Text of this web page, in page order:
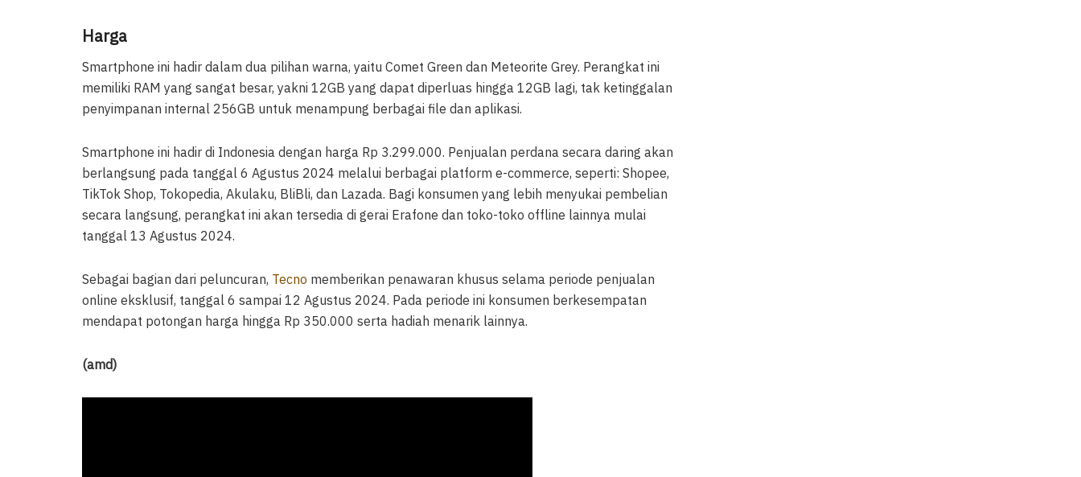
Harga
Smartphone ini hadir dalam dua pilihan warna, yaitu Comet Green dan Meteorite Grey. Perangkat ini
memiliki RAM yang sangat besar, yakni 12GB yang dapat diperluas hingga 12GB lagi, tak ketinggalan
penyimpanan internal 256GB untuk menampung berbagai file dan aplikasi.
Smartphone ini hadir di Indonesia dengan harga Rp 3.299.000. Penjualan perdana secara daring akan
berlangsung pada tanggal 6 Agustus 2024 melalui berbagai platform e-commerce, seperti: Shopee,
TikTok Shop, Tokopedia, Akulaku, BliBli, dan Lazada. Bagi konsumen yang lebih menyukai pembelian
secara langsung, perangkat ini akan tersedia di gerai Erafone dan toko-toko offline lainnya mulai
tanggal 13 Agustus 2024.
Sebagai bagian dari peluncuran, Tecno memberikan penawaran khusus selama periode penjualan
online eksklusif, tanggal 6 sampai 12 Agustus 2024. Pada periode ini konsumen berkesempatan
mendapat potongan harga hingga Rp 350.000 serta hadiah menarik lainnya.
(amd)